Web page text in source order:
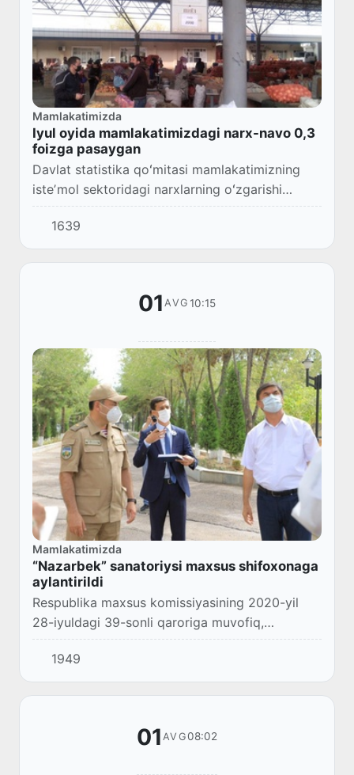
Mamlakatimizda
Iyul oyida mamlakatimizdagi narx-navo 0,3
foizga pasaygan
Davlat statistika qoʻmitasi mamlakatimizning
isteʼmol sektoridagi narxlarning oʻzgarishi
(2020-yil iyul oyida) boʻyicha maʼlumot berdi.
1639
01AVG 10:15
Mamlakatimizda
“Nazarbek” sanatoriysi maxsus shifoxonaga
aylantirildi
Respublika maxsus komissiyasining 2020-yil
28-iyuldagi 39-sonli qaroriga muvofiq,
tumanimiz hududida joylashgan “Oʻzbekiston
temir yoʻllari” aksiyadorlik jamiyati tasarrufidagi
“Na...
1949
01 AVG08:02